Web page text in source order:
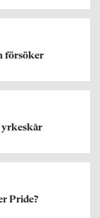
försöker
yrkeskår
Pride?